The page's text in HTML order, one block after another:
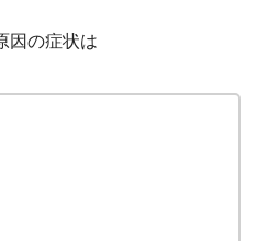
因の症状は